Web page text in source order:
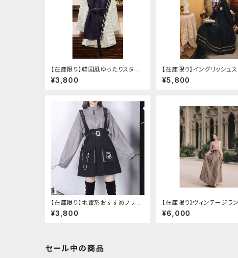
【在庫限り】韓国風ゆったりスタイ
ルニットベスト ＋ ストライプシャツ
ベルト付き
¥3,800
【在庫限り】イングリッシュ
セットアップ
¥5,800
【在庫限り】地雷系おすすめフリー
スセットアップ ワンピース＋ウエス
トストラップベルト
¥3,800
【在庫限り】ヴィンテージラ
袖フリルブラウス＋チェック
エストスカートセット
¥6,000
セール中の商品